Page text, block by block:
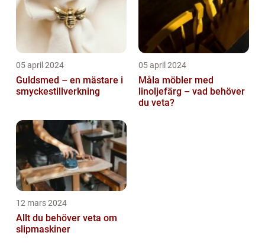
05 april 2024
Guldsmed – en mästare i
smyckestillverkning
05 april 2024
Måla möbler med
linoljefärg – vad behöver
du veta?
12 mars 2024
Allt du behöver veta om
slipmaskiner